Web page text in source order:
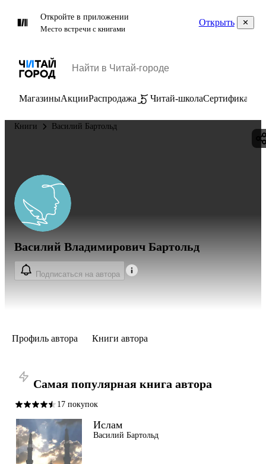
Откройте в приложении
Место встречи с книгами
Открыть
МагазиныАкцииРаспродажа Читай-школаСертификаты
Книги Василий Бартольд
Василий Владимирович Бартольд
Подписаться на автора
Профиль автора Книги автора
Самая популярная книга автора
17 покупок
Ислам
Василий Бартольд